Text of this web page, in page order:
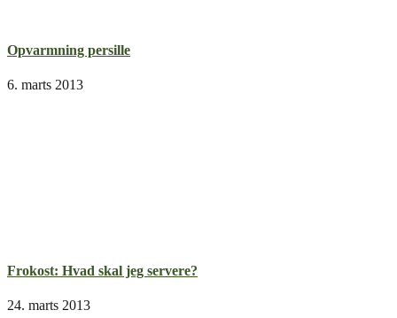
Opvarmning persille
6. marts 2013
Frokost: Hvad skal jeg servere?
24. marts 2013